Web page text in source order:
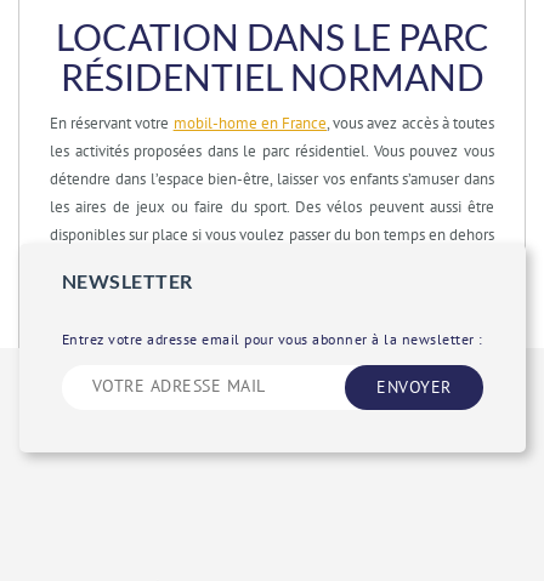
LOCATION DANS LE PARC
RÉSIDENTIEL NORMAND
En réservant votre mobil-home en France, vous avez accès à toutes
les activités proposées dans le parc résidentiel. Vous pouvez vous
détendre dans l’espace bien-être, laisser vos enfants s’amuser dans
les aires de jeux ou faire du sport. Des vélos peuvent aussi être
disponibles sur place si vous voulez passer du bon temps en dehors
optimale pour tous les vacanciers.
NEWSLETTER
Entrez votre adresse email pour vous abonner à la newsletter :
ENVOYER